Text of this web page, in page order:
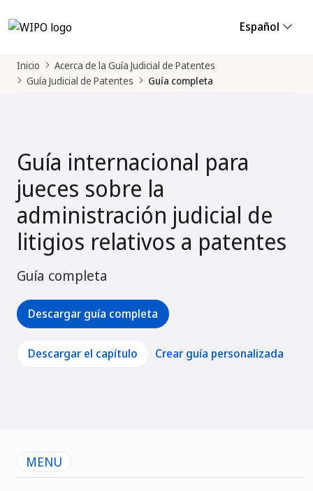
Español
Inicio
Acerca de la Guía Judicial de Patentes
Guía Judicial de Patentes
Guía completa
Guía internacional para
jueces sobre la
administración judicial de
litigios relativos a patentes
Guía completa
Descargar guía completa
Descargar el capítulo Crear guía personalizada
MENU